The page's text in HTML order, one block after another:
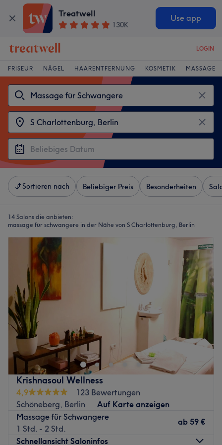
Treatwell
130K
Use app
LOGIN
FRISEUR NÄGEL HAARENTFERNUNG KOSMETIK MASSAGE
Sortieren nach Beliebiger Preis Besonderheiten
14 Salons die anbieten:
massage für schwangere in der Nähe von S Charlottenburg, Berlin
Krishnasoul Wellness
4,9
123 Bewertungen
Schöneberg, Berlin
Auf Karte anzeigen
Massage für Schwangere
1 Std. - 2 Std.
ab 59 €
Schnellansicht Saloninfos